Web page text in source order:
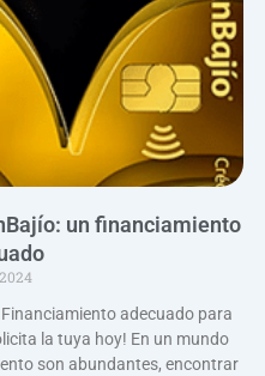
un financiamiento
adecuado para
la tuya hoy! En un mundo
son abundantes, encontrar